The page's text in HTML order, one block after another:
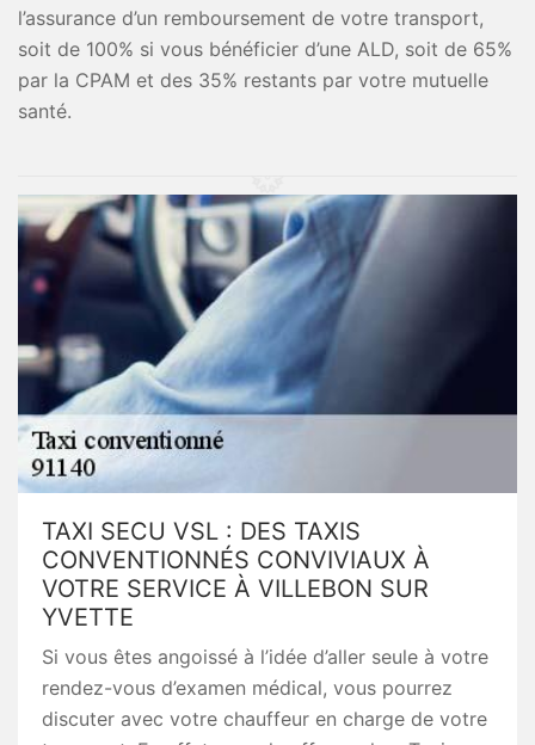
l’assurance d’un remboursement de votre transport,
soit de 100% si vous bénéficier d’une ALD, soit de 65%
par la CPAM et des 35% restants par votre mutuelle
santé.
TAXI SECU VSL : DES TAXIS
CONVENTIONNÉS CONVIVIAUX À
VOTRE SERVICE À VILLEBON SUR
YVETTE
Si vous êtes angoissé à l’idée d’aller seule à votre
rendez-vous d’examen médical, vous pourrez
discuter avec votre chauffeur en charge de votre